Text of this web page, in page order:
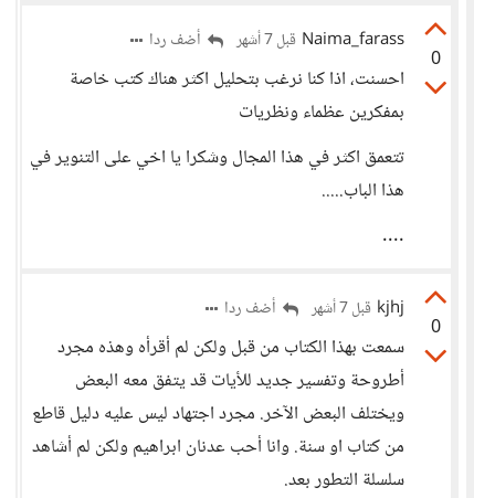
0
Naima_farass قبل 7 أشهر أضف ردا
احسنت، اذا كنا نرغب بتحليل اكثر هناك كتب خاصة
بمفكرين عظماء ونظريات
تتعمق اكثر في هذا المجال وشكرا يا اخي على التنوير في
هذا الباب.....
....
0
kjhj قبل 7 أشهر أضف ردا
سمعت بهذا الكتاب من قبل ولكن لم أقرأه وهذه مجرد
أطروحة وتفسير جديد للأيات قد يتفق معه البعض
ويختلف البعض الآخر. مجرد اجتهاد ليس عليه دليل قاطع
من كتاب او سنة. وانا أحب عدنان ابراهيم ولكن لم أشاهد
سلسلة التطور بعد.